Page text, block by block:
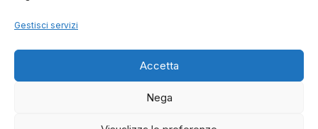
Gestisci servizi
Accetta
Nega